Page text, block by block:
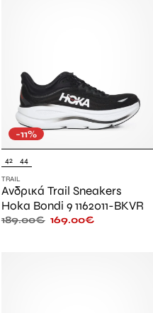
-11%
42 44
TRAIL
Ανδρικά Trail Sneakers
Hoka Bondi 9 1162011-BKVR
189.00€ 169.00€